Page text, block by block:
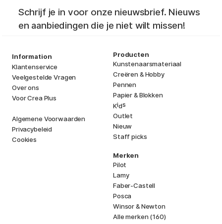
Schrijf je in voor onze nieuwsbrief. Nieuws
en aanbiedingen die je niet wilt missen!
Information
Klantenservice
Veelgestelde Vragen
Over ons
Voor Crea Plus
Algemene Voorwaarden
Privacybeleid
Cookies
Producten
Kunstenaarsmateriaal
Creëren & Hobby
Pennen
Papier & Blokken
Kids
Outlet
Nieuw
Staff picks
Merken
Pilot
Lamy
Faber-Castell
Posca
Winsor & Newton
Alle merken (160)